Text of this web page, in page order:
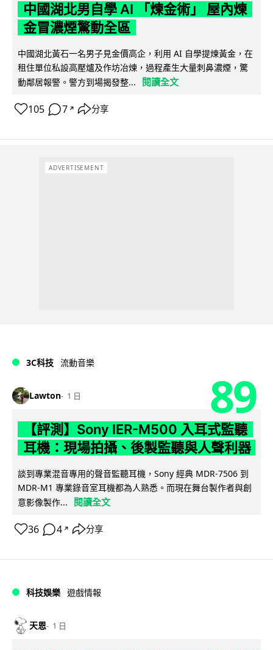
中國湖北男自學 AI 「煉金術」 屋內煉
金冒濃煙驚動全區
中國湖北黃石一名男子見金價高企，利用 AI 自學提煉黃金，在
租住單位私設高壓爐及作坊冶煉，過程產生大量刺鼻濃煙，驚
動鄰居報警。警方到場揭發整...
閱讀全文
105 7 ↗ 分享
ADVERTISEMENT
3C科技 流動音樂
Lawton 1 日 89
【評測】Sony IER-M500 入耳式監聽
耳機：現場拍攝、後製監聽與人聲利器
談到專業混音專用的聲音監聽耳機，Sony 經典 MDR-7506 到
MDR-M1 專業錄音室耳機都為人熟悉。而現在舞台製作者與創
意影像製作...
閱讀全文
36 4 ↗ 分享
科技娛樂 遊戲情報
天恩 1 日